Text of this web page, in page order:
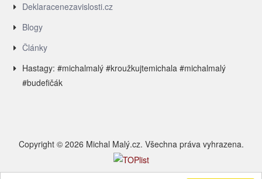
Deklaracenezavislosti.cz
Blogy
Články
Hastagy: #michalmalý #kroužkujtemichala #michalmalý
#budefičák
Copyright © 2026 Michal Malý.cz. Všechna práva vyhrazena.